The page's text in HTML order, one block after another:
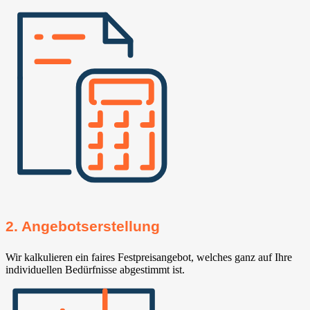
2. Angebotserstellung
Wir kalkulieren ein faires Festpreisangebot, welches ganz auf Ihre
individuellen Bedürfnisse abgestimmt ist.